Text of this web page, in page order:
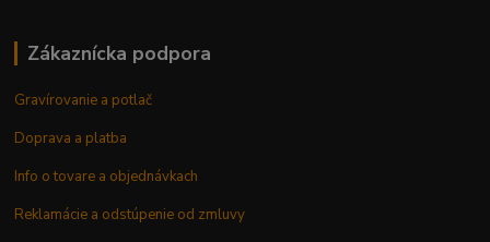
Zákaznícka podpora
Gravírovanie a potlač
Doprava a platba
Info o tovare a objednávkach
Reklamácie a odstúpenie od zmluvy